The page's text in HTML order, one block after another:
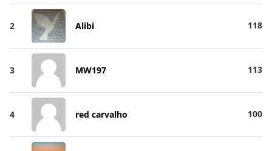
2 Alibi 118
3 MW197 113
4 red carvalho 100